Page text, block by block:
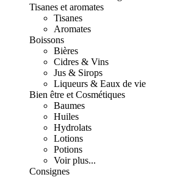
Tisanes et aromates
Tisanes
Aromates
Boissons
Bières
Cidres & Vins
Jus & Sirops
Liqueurs & Eaux de vie
Bien être et Cosmétiques
Baumes
Huiles
Hydrolats
Lotions
Potions
Voir plus...
Consignes